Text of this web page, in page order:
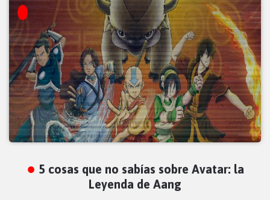
5 cosas que no sabías sobre Avatar: la
Leyenda de Aang